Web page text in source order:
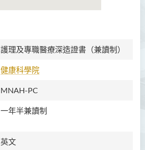
護理及專職醫療深造證書（兼讀制）
健康科學院
MNAH-PC
一年半兼讀制
英文
制)
人工智能及創意科技理學碩